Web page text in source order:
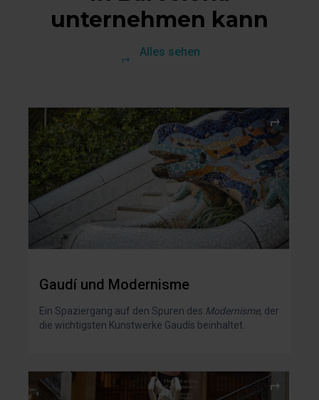
unternehmen kann
Alles sehen
Gaudí und Modernisme
Ein Spaziergang auf den Spuren des Modernisme, der
die wichtigsten Kunstwerke Gaudís beinhaltet.